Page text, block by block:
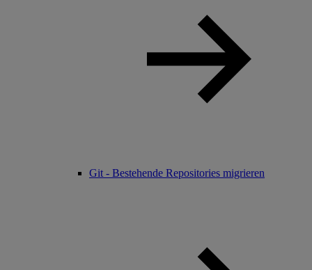
Git - Bestehende Repositories migrieren